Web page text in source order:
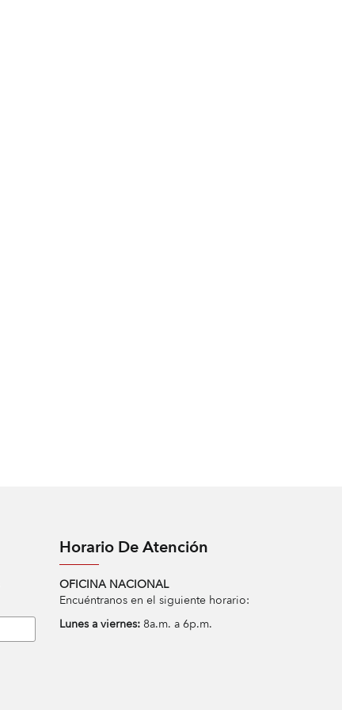
Horario De Atención
OFICINA NACIONAL
Encuéntranos en el siguiente horario:
Lunes a viernes: 8a.m. a 6p.m.